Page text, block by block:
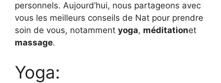
personnels. Aujourd’hui, nous partageons avec
vous les meilleurs conseils de Nat pour prendre
soin de vous, notamment yoga, méditationet
massage.
Yoga: